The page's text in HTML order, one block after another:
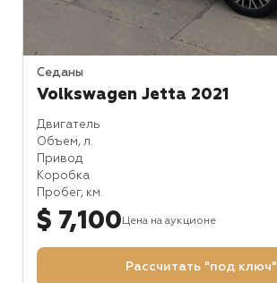
Седаны
Volkswagen Jetta 2021
Двигатель
Объем, л.
Привод
Коробка
Пробег, км.
$ 7,100 Цена на аукционе
Рассчитать "под ключ"